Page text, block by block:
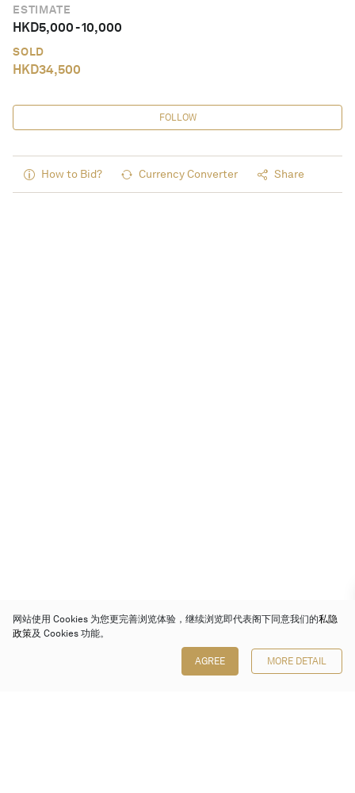
ESTIMATE
HKD5,000-10,000
SOLD
HKD34,500
FOLLOW
How to Bid? Currency Converter Share
网站使用 Cookies 为您更完善浏览体验，继续浏览即代表阁下同意我们的私隐
政策及 Cookies 功能。
AGREE MORE DETAIL